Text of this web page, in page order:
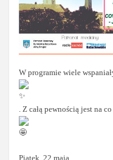
W programie wiele
. Z całą pewnością jest na
Piątek, 22 maja